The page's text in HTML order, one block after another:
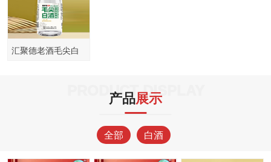
汇聚德老酒毛尖白
PRODUCT DISPLAY
产品展示
全部 白酒